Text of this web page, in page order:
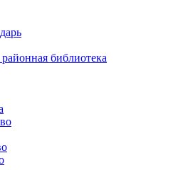
библиотека